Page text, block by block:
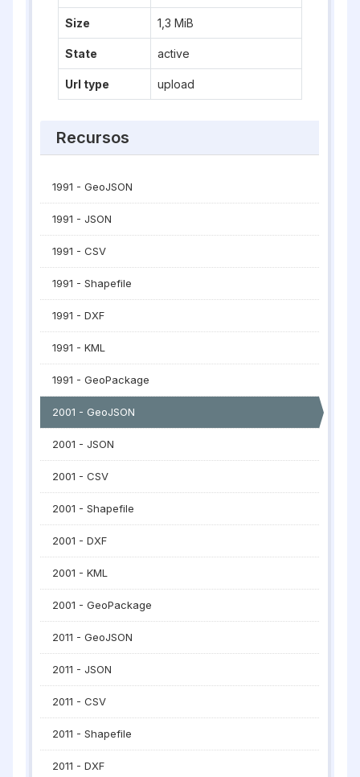
Recursos
1991 - GeoJSON
1991 - JSON
1991 - CSV
1991 - Shapefile
1991 - DXF
1991 - KML
1991 - GeoPackage
2001 - GeoJSON
2001 - JSON
2001 - CSV
2001 - Shapefile
2001 - DXF
2001 - KML
2001 - GeoPackage
2011 - GeoJSON
2011 - JSON
2011 - CSV
2011 - Shapefile
2011 - DXF
Size 1,3 MiB
State active
Url type upload